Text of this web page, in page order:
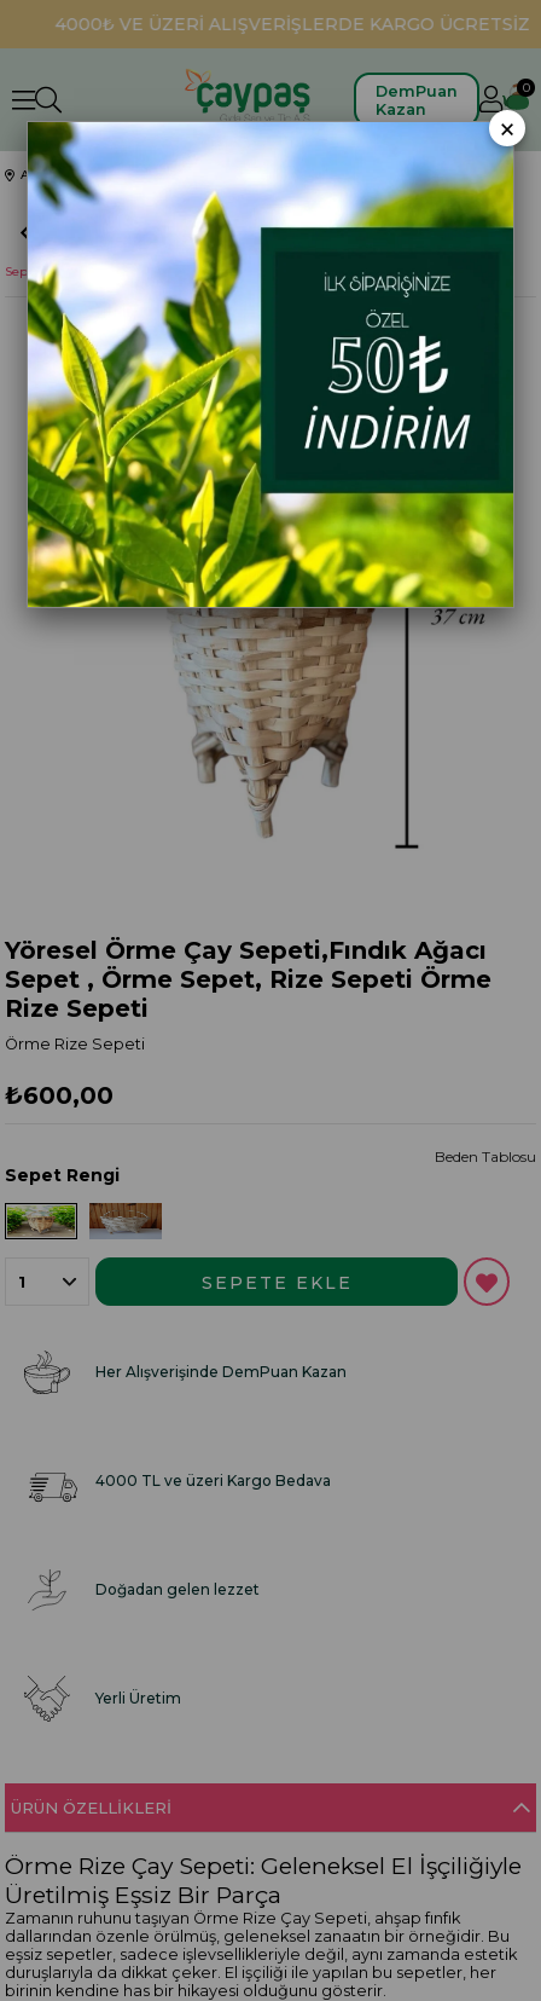
4000₺ VE ÜZERİ ALIŞVERİŞLERDE KARGO ÜCRETSİZ
DemPuan
Kazan
0
Anasayfa Hediyelikler
Yöresel Örme Çay Sepeti,Fındık Ağacı Sepet , Örme Sepet, Rize Sepeti Örme Rize
Sepeti
Yöresel Örme Çay Sepeti,Fındık Ağacı
Sepet , Örme Sepet, Rize Sepeti Örme
Rize Sepeti
Örme Rize Sepeti
₺600,00
Sepet Rengi
Beden Tablosu
Her Alışverişinde DemPuan Kazan
4000 TL ve üzeri Kargo Bedava
Doğadan gelen lezzet
Yerli Üretim
ÜRÜN ÖZELLIKLERI
Örme Rize Çay Sepeti: Geleneksel El İşçiliğiyle
Üretilmiş Eşsiz Bir Parça
Zamanın ruhunu taşıyan Örme Rize Çay Sepeti, ahşap fınfık
dallarından özenle örülmüş, geleneksel zanaatın bir örneğidir. Bu
eşsiz sepetler, sadece işlevsellikleriyle değil, aynı zamanda estetik
duruşlarıyla da dikkat çeker. El işçiliği ile yapılan bu sepetler, her
birinin kendine has bir hikayesi olduğunu gösterir.
×